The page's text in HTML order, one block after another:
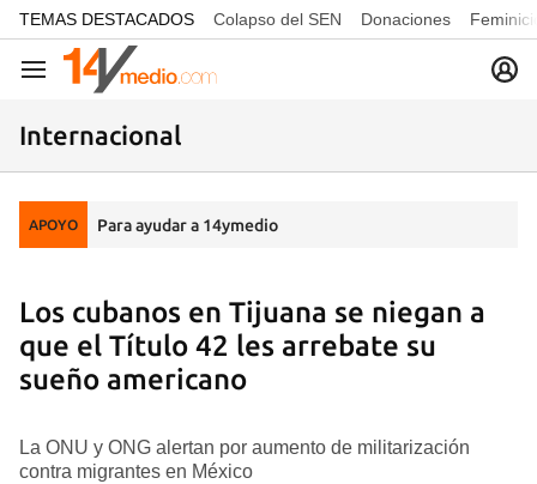
common.go-to-content
TEMAS DESTACADOS Colapso del SEN Donaciones
Navegación
Internacional
APOYO Para ayudar a 14ymedio
Los cubanos en Tijuana se niegan a
que el Título 42 les arrebate su
sueño americano
La ONU y ONG alertan por aumento de militarización
contra migrantes en México